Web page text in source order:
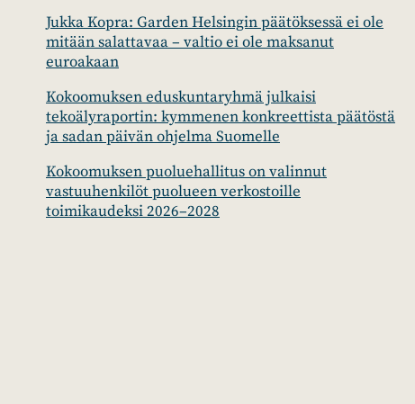
Jukka Kopra: Garden Helsingin päätöksessä ei ole
mitään salattavaa – valtio ei ole maksanut
euroakaan
Kokoomuksen eduskuntaryhmä julkaisi
tekoälyraportin: kymmenen konkreettista päätöstä
ja sadan päivän ohjelma Suomelle
Kokoomuksen puoluehallitus on valinnut
vastuuhenkilöt puolueen verkostoille
toimikaudeksi 2026–2028